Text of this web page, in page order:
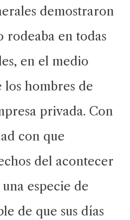
demostraron
rodeaba en todas
en el medio
hombres de
privada. Con
con que
del acontecer
especie de
de que sus días